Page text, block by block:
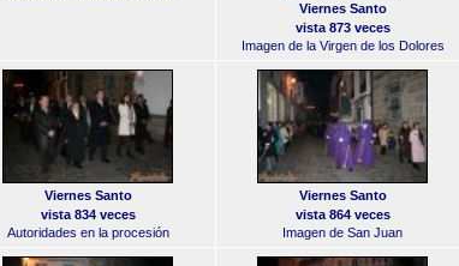
Viernes Santo
vista 873 veces
Imagen de la Virgen de los Dolores
Viernes Santo
vista 834 veces
Autoridades en la procesión
Viernes Santo
vista 864 veces
Imagen de San Juan